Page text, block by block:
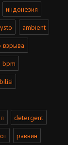
индонезия
ambient
взрыва
bpm
detergent
раввин